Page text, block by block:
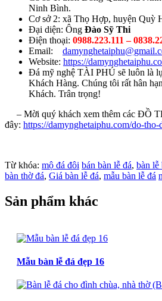
Ninh Bình.
Cơ sở 2: xã Thọ Hợp, huyện Quỳ
Đại diện: Ông Đào Sỹ Thi
Điện thoại: 0988.223.111 –
Email:
Website: https://
Đá mỹ nghệ TÀI PHÚ sẽ luôn là
Khách Hàng. Chúng tôi rất hân
Khách. Trân trọng!
– Mời quý khách xem thêm các ĐỒ
đây: https://damynghetaiphu.com/do-tho-
Từ khóa: mộ đá đôi bán bàn lễ đá, bàn lễ
bàn thờ đá, Giá bàn lễ đá, mẫu bàn lễ đá
Sản phẩm khác
Mẫu bàn lễ đá đẹp 16